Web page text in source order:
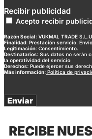
Recibir publicidad
Acepto recibir
Razón Social: VUKMAL TRADE
Finalidad: Prestación servicio.
Legitimación: Consentimiento.
Destinatarios: Sus datos no serán
la operatividad del servicio
Derechos: Puede ejercer sus
Más información: Política de
Enviar
RECIBE